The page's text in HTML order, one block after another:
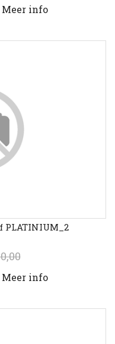
info
PLATINIUM_2
info